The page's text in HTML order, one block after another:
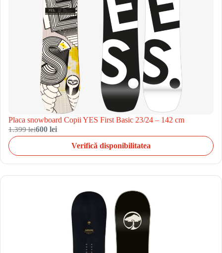
Placa snowboard Copii YES First Basic 23/24 – 142 cm
1.399 lei600 lei
Verifică disponibilitatea